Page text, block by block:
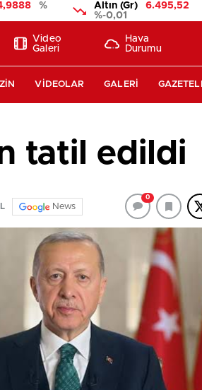
%
Altın (Gr)
6.495,52
%-0,01
Video
Galeri
Hava
Durumu
VIDEOLAR GALERI
tatil edildi
News
0